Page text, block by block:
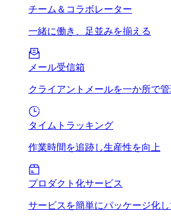
チーム＆コラボレーター
一緒に働き、足並みを揃える
メール受信箱
クライアントメールを一か所で管
タイムトラッキング
作業時間を追跡し生産性を向上
プロダクト化サービス
サービスを簡単にパッケージ化